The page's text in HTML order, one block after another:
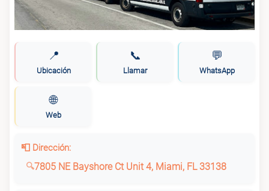
🚰 Plomeros - Miami
AAAPLUMBINGSERVICES COM
🚰 South Beach Plumbing Contractor Inc.
📍
Ubicación
📞
Llamar
💬
WhatsApp
🌐
Web
📮 Dirección:
7805 NE Bayshore Ct Unit 4, Miami, FL 33138